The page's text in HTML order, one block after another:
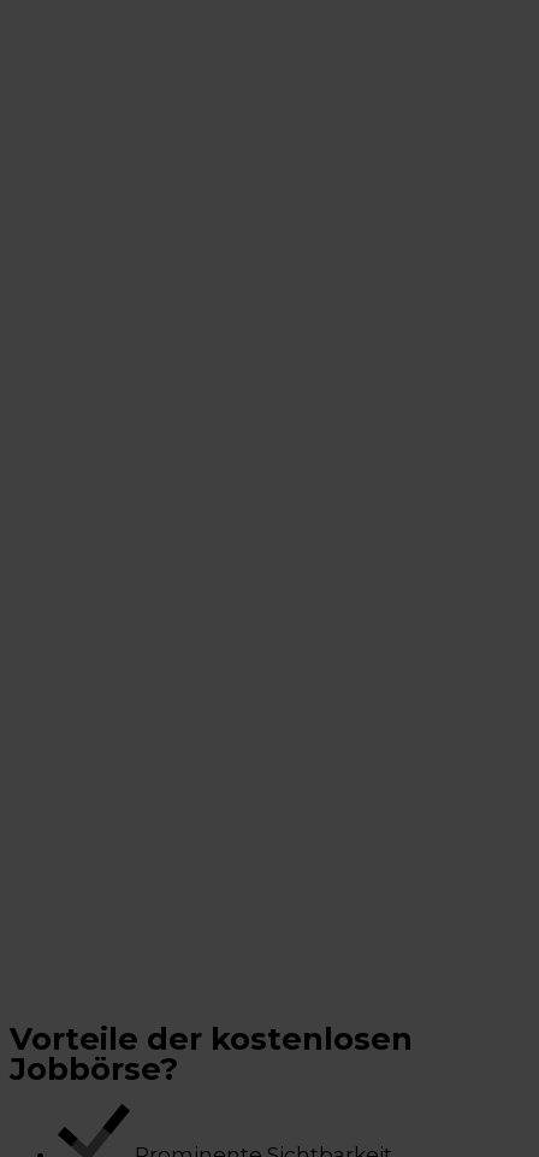
Vorteile der kostenlosen
Jobbörse?